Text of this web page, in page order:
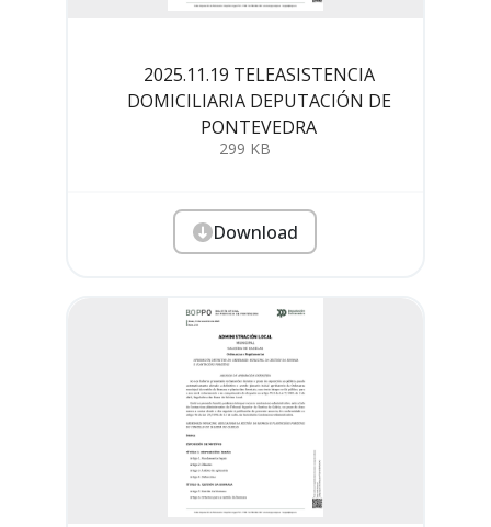
2025.11.19 TELEASISTENCIA
DOMICILIARIA DEPUTACIÓN DE
PONTEVEDRA
299 KB
Download